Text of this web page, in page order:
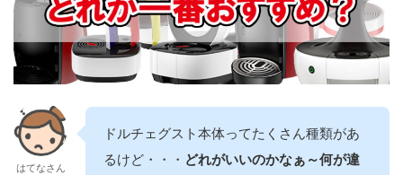
はてなさん
ドルチェグスト本体ってたくさん種類があ
るけど・・・ どれがいいのかなぁ～何が違